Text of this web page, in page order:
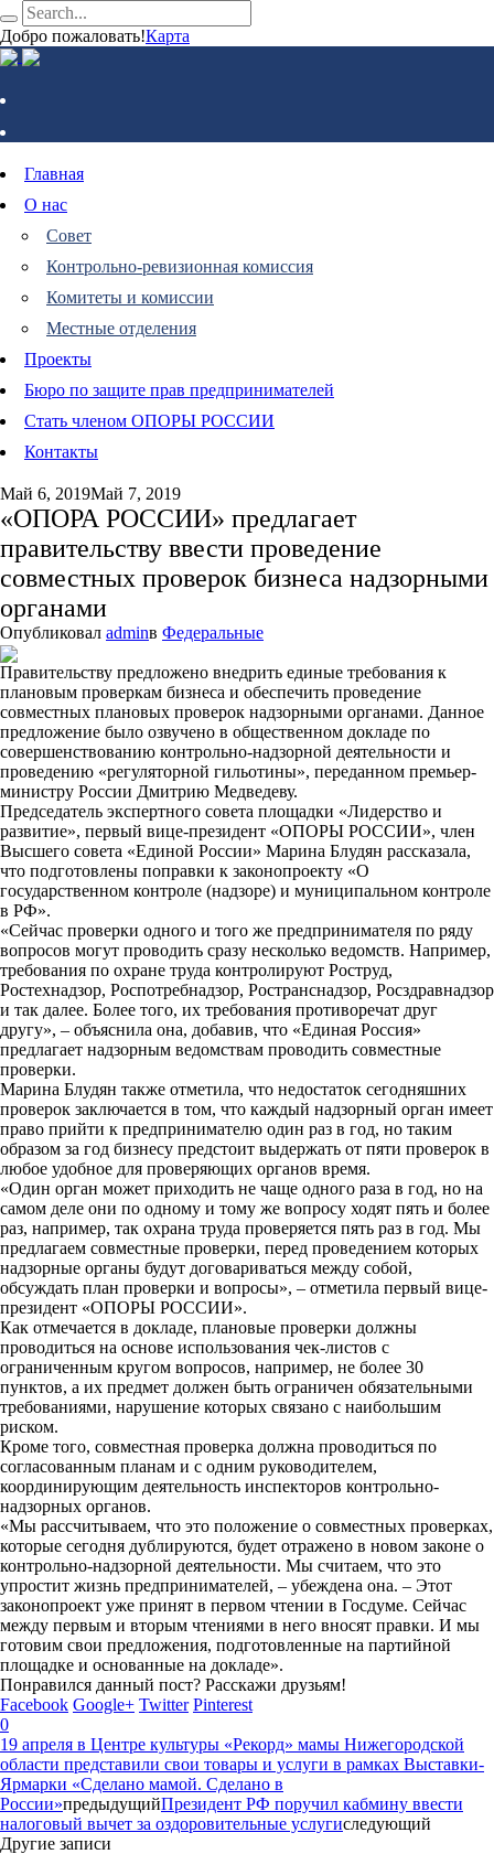
Добро пожаловать!Карта
Главная
О нас
Совет
Контрольно-ревизионная комиссия
Комитеты и комиссии
Местные отделения
Проекты
Бюро по защите прав предпринимателей
Стать членом ОПОРЫ РОССИИ
Контакты
Май 6, 2019Май 7, 2019
«ОПОРА РОССИИ» предлагает
правительству ввести проведение
совместных проверок бизнеса надзорными
органами
Опубликовал adminв Федеральные
Правительству предложено внедрить единые требования к
плановым проверкам бизнеса и обеспечить проведение
совместных плановых проверок надзорными органами. Данное
предложение было озвучено в общественном докладе по
совершенствованию контрольно-надзорной деятельности и
проведению «регуляторной гильотины», переданном премьер-
министру России Дмитрию Медведеву.
Председатель экспертного совета площадки «Лидерство и
развитие», первый вице-президент «ОПОРЫ РОССИИ», член
Высшего совета «Единой России» Марина Блудян рассказала,
что подготовлены поправки к законопроекту «О
государственном контроле (надзоре) и муниципальном контроле
в РФ».
«Сейчас проверки одного и того же предпринимателя по ряду
вопросов могут проводить сразу несколько ведомств. Например,
требования по охране труда контролируют Роструд,
Ростехнадзор, Роспотребнадзор, Ространснадзор, Росздравнадзор
и так далее. Более того, их требования противоречат друг
другу», – объяснила она, добавив, что «Единая Россия»
предлагает надзорным ведомствам проводить совместные
проверки.
Марина Блудян также отметила, что недостаток сегодняшних
проверок заключается в том, что каждый надзорный орган имеет
право прийти к предпринимателю один раз в год, но таким
образом за год бизнесу предстоит выдержать от пяти проверок в
любое удобное для проверяющих органов время.
«Один орган может приходить не чаще одного раза в год, но на
самом деле они по одному и тому же вопросу ходят пять и более
раз, например, так охрана труда проверяется пять раз в год. Мы
предлагаем совместные проверки, перед проведением которых
надзорные органы будут договариваться между собой,
обсуждать план проверки и вопросы», – отметила первый вице-
президент «ОПОРЫ РОССИИ».
Как отмечается в докладе, плановые проверки должны
проводиться на основе использования чек-листов с
ограниченным кругом вопросов, например, не более 30
пунктов, а их предмет должен быть ограничен обязательными
требованиями, нарушение которых связано с наибольшим
риском.
Кроме того, совместная проверка должна проводиться по
согласованным планам и с одним руководителем,
координирующим деятельность инспекторов контрольно-
надзорных органов.
«Мы рассчитываем, что это положение о совместных проверках,
которые сегодня дублируются, будет отражено в новом законе о
контрольно-надзорной деятельности. Мы считаем, что это
упростит жизнь предпринимателей, – убеждена она. – Этот
законопроект уже принят в первом чтении в Госдуме. Сейчас
между первым и вторым чтениями в него вносят правки. И мы
готовим свои предложения, подготовленные на партийной
площадке и основанные на докладе».
Понравился данный пост? Расскажи друзьям!
Facebook Google+ Twitter Pinterest
0
19 апреля в Центре культуры «Рекорд» мамы Нижегородской
области представили свои товары и услуги в рамках Выставки-
Ярмарки «Сделано мамой. Сделано в
России»предыдущийПрезидент РФ поручил кабмину ввести
налоговый вычет за оздоровительные услугиследующий
Другие записи